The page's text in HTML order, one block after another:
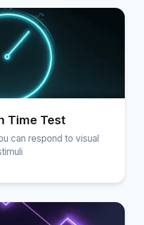
Time Test
can respond to visual